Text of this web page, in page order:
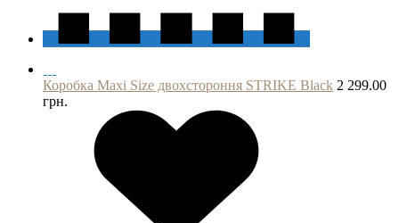
Коробка Maxi Size двохстороння STRIKE Black 2 299.00
грн.